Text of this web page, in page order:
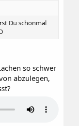
Du schonmal
so schwer
abzulegen,